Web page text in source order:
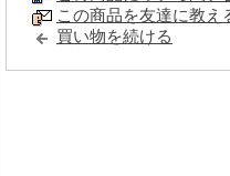
この商品を友達に教え
買い物を続ける